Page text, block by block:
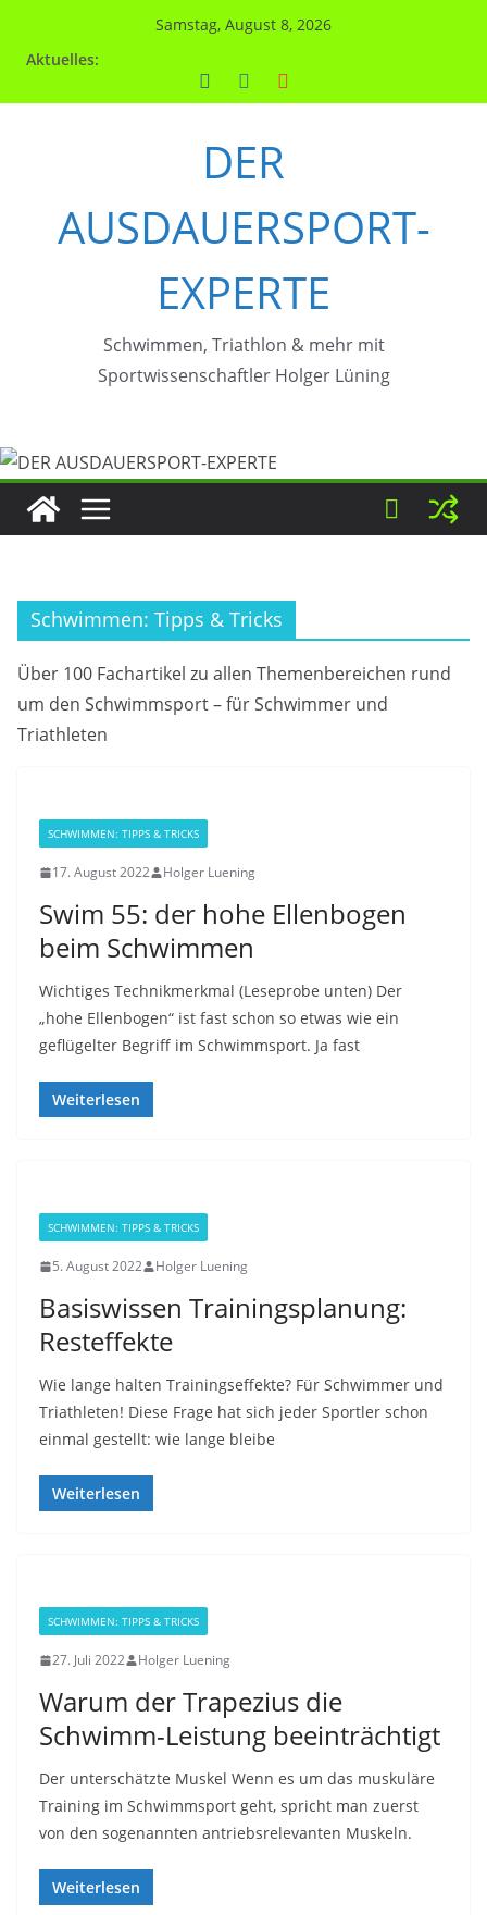
Samstag, August 8, 2026
Aktuelles:
DER
AUSDAUERSPORT-
EXPERTE
Schwimmen, Triathlon & mehr mit
Sportwissenschaftler Holger Lüning
Schwimmen: Tipps & Tricks
Über 100 Fachartikel zu allen Themenbereichen rund
um den Schwimmsport – für Schwimmer und
Triathleten
SCHWIMMEN: TIPPS & TRICKS
17. August 2022 Holger Luening
Swim 55: der hohe Ellenbogen
beim Schwimmen
Wichtiges Technikmerkmal (Leseprobe unten) Der
„hohe Ellenbogen“ ist fast schon so etwas wie ein
geflügelter Begriff im Schwimmsport. Ja fast
Weiterlesen
SCHWIMMEN: TIPPS & TRICKS
5. August 2022 Holger Luening
Basiswissen Trainingsplanung:
Resteffekte
Wie lange halten Trainingseffekte? Für Schwimmer und
Triathleten! Diese Frage hat sich jeder Sportler schon
einmal gestellt: wie lange bleibe
Weiterlesen
SCHWIMMEN: TIPPS & TRICKS
27. Juli 2022 Holger Luening
Warum der Trapezius die
Schwimm-Leistung beeinträchtigt
Der unterschätzte Muskel Wenn es um das muskuläre
Training im Schwimmsport geht, spricht man zuerst
von den sogenannten antriebsrelevanten Muskeln.
Weiterlesen